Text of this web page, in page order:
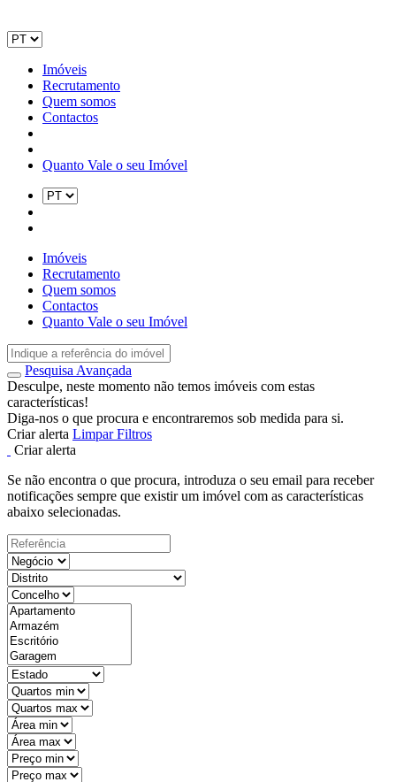
Imóveis
Recrutamento
Quem somos
Contactos
Quanto Vale o seu Imóvel
Imóveis
Recrutamento
Quem somos
Contactos
Quanto Vale o seu Imóvel
Pesquisa Avançada
Desculpe, neste momento não temos imóveis com estas
características!
Diga-nos o que procura e encontraremos sob medida para si.
Criar alerta Limpar Filtros
Criar alerta
Se não encontra o que procura, introduza o seu email para receber
notificações sempre que existir um imóvel com as características
abaixo selecionadas.